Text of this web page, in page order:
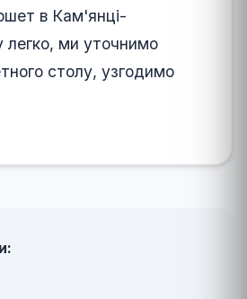
в Кам'янці-
легко, ми уточнимо
столу, узгодимо